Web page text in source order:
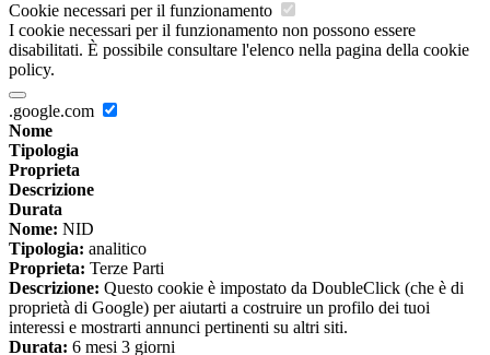
Cookie necessari per il funzionamento
I cookie necessari per il funzionamento non possono essere
disabilitati. È possibile consultare l'elenco nella pagina della cookie
policy.
.google.com
Nome
Tipologia
Proprieta
Descrizione
Durata
Nome: NID
Tipologia: analitico
Proprieta: Terze Parti
Descrizione: Questo cookie è impostato da DoubleClick (che è di
proprietà di Google) per aiutarti a costruire un profilo dei tuoi
interessi e mostrarti annunci pertinenti su altri siti.
Durata: 6 mesi 3 giorni